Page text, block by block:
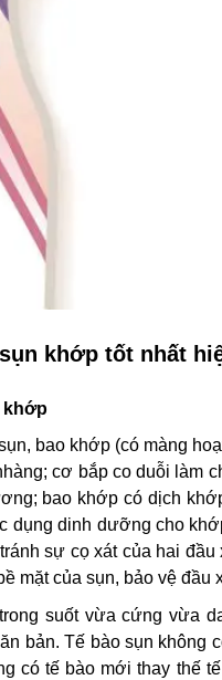
khớp tốt nhất
khớp
bao khớp (có màng
cơ bắp co duỗi làm
bao khớp có dịch
dụng dinh dưỡng cho
sự cọ xát của hai
mặt của sụn, bảo vệ đầu
suốt vừa cứng vừa
bản. Tế bào sụn không
có tế bào mới thay thế